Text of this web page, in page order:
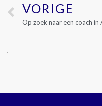
VORIGE